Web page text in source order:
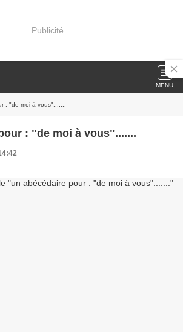
Publicité
MENU
: "de moi à vous".......
: "de moi à vous".......